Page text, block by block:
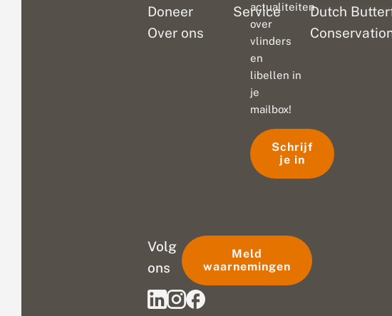
Doneer
Over ons
Service
Dutch
actualiteiten
over
vlinders
en
libellen in
je
mailbox!
Schrijf
je in
Volg
ons
Meld
waarnemingen